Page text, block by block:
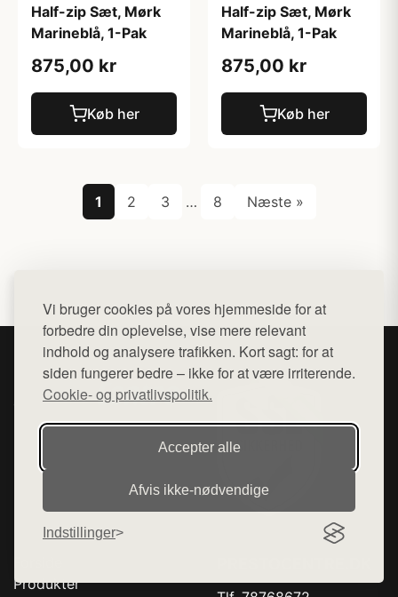
Vi bruger cookies på vores hjemmeside for at
forbedre din oplevelse, vise mere relevant
indhold og analysere trafikken. Kort sagt: for at
siden fungerer bedre – ikke for at være irriterende.
Cookie- og privatlivspolitik.
Accepter alle
Afvis ikke‑nødvendige
Indstillinger
Half-zip Sæt, Mørk
Marineblå, 1-Pak
875,00 kr
Køb her
Half-zip Sæt, Mørk
Marineblå, 1-Pak
875,00 kr
Køb her
1 2 3 … 8 Næste »
Produkter